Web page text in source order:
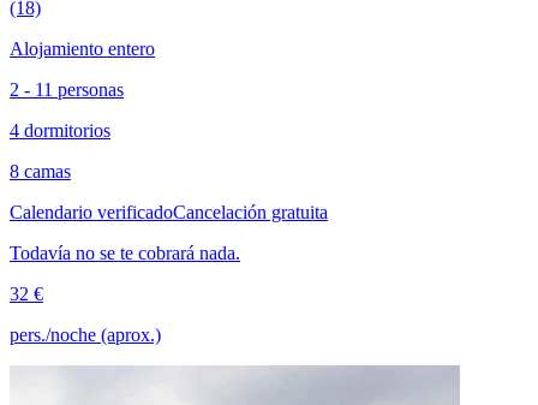
(18)
Alojamiento entero
2 - 11 personas
4 dormitorios
8 camas
Calendario verificadoCancelación gratuita
Todavía no se te cobrará nada.
32 €
pers./noche (aprox.)